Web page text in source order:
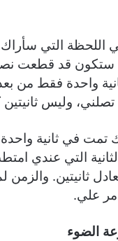
اللحظة التي
ستكون قد قطعت
واحدة فقط من
وليس
تمت في ثانية واحدة
التي عندي
ثانيتين. والزمن
علي.
الضوء